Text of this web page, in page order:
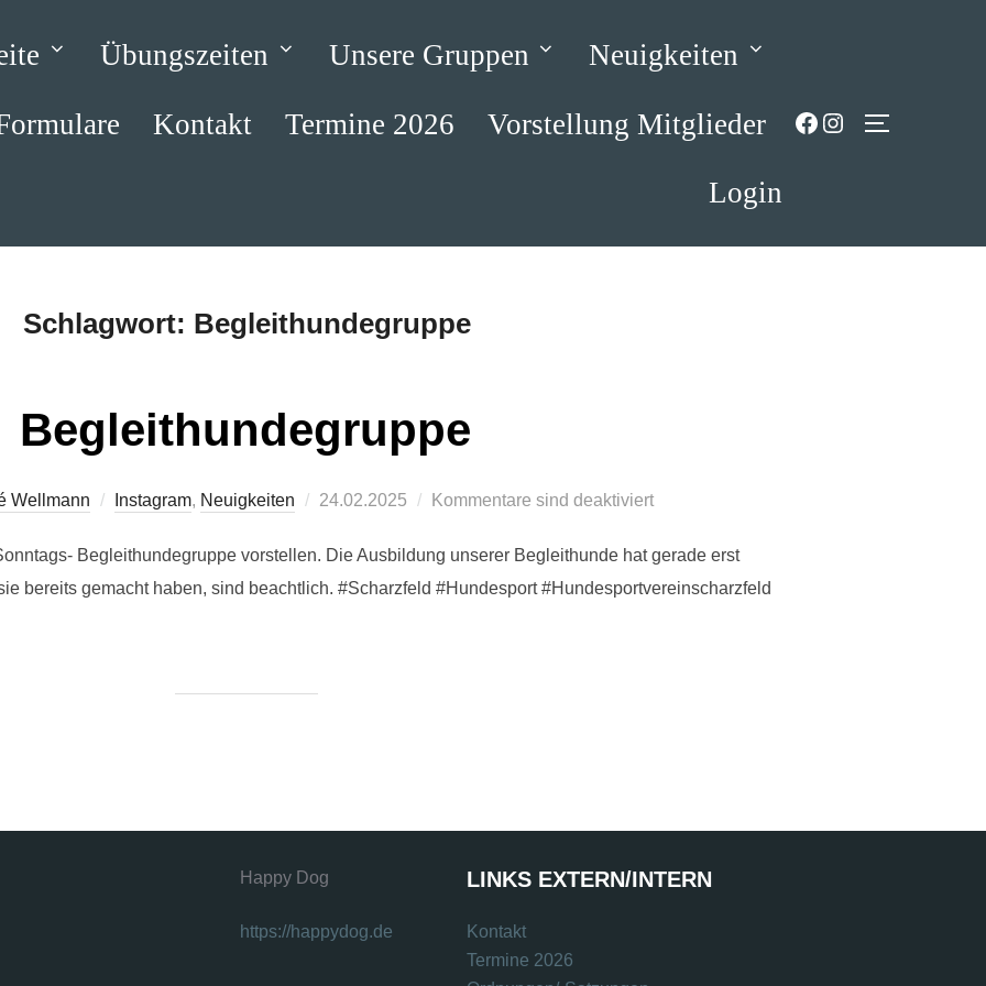
Übungszeiten Unsere Gruppen Neuigkeiten
Kontakt Termine 2026 Vorstellung Mitglieder
Login
Facebook
Instagram
Schlagwort: Begleithundegruppe
Begleithundegruppe
Wellmann Instagram, Neuigkeiten
Veröffentlicht
24.02.2025 Kommentare sind deaktiviert
Begleithundegruppe vorstellen. Die Ausbildung unserer Begleithunde hat gerade erst
bereits gemacht haben, sind beachtlich. #Scharzfeld #Hundesport #Hundesportvereinscharzfeld
Happy Dog
https://happydog.de
LINKS EXTERN/INTERN
Kontakt
Termine 2026